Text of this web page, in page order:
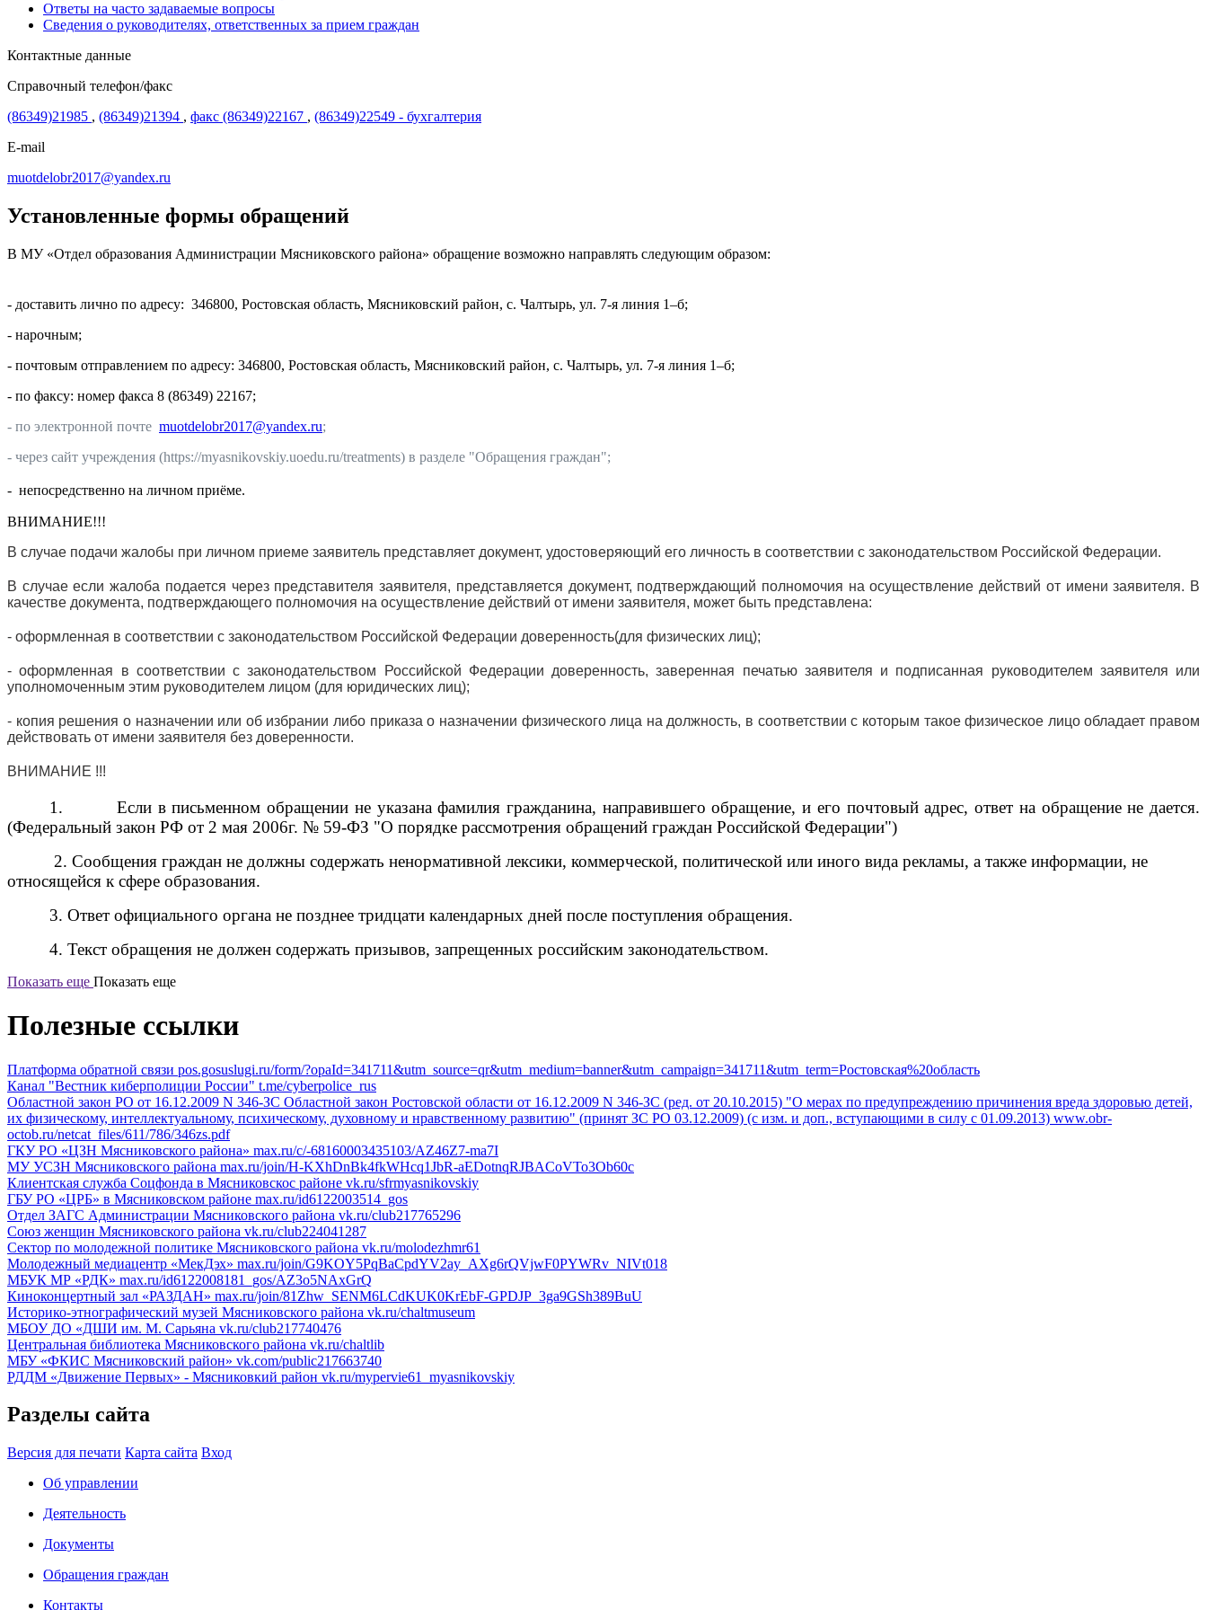
Ответы на часто задаваемые вопросы
Сведения о руководителях, ответственных за прием граждан
Контактные данные
Справочный телефон/факс
(86349)21985 , (86349)21394 , факс (86349)22167 , (86349)22549 - бухгалтерия
E-mail
muotdelobr2017@yandex.ru
Установленные формы обращений
В МУ «Отдел образования Администрации Мясниковского района» обращение возможно направлять следующим образом:
- доставить лично по адресу: 346800, Ростовская область, Мясниковский район, с. Чалтырь, ул. 7-я линия 1–б;
- нарочным;
- почтовым отправлением по адресу: 346800, Ростовская область, Мясниковский район, с. Чалтырь, ул. 7-я линия 1–б;
- по факсу: номер факса 8 (86349) 22167;
- по электронной почте muotdelobr2017@yandex.ru;
- через сайт учреждения (https://myasnikovskiy.uoedu.ru/treatments) в разделе "Обращения граждан";
- непосредственно на личном приёме.
ВНИМАНИЕ!!!
В случае подачи жалобы при личном приеме заявитель представляет документ, удостоверяющий его личность в соответствии с законодательством Российской Федерации.
В случае если жалоба подается через представителя заявителя, представляется документ, подтверждающий полномочия на осуществление действий от имени заявителя. В
качестве документа, подтверждающего полномочия на осуществление действий от имени заявителя, может быть представлена:
- оформленная в соответствии с законодательством Российской Федерации доверенность(для физических лиц);
- оформленная в соответствии с законодательством Российской Федерации доверенность, заверенная печатью заявителя и подписанная руководителем заявителя или
уполномоченным этим руководителем лицом (для юридических лиц);
- копия решения о назначении или об избрании либо приказа о назначении физического лица на должность, в соответствии с которым такое физическое лицо обладает правом
действовать от имени заявителя без доверенности.
ВНИМАНИЕ !!!
1.
Если в письменном обращении не указана фамилия гражданина, направившего обращение, и его почтовый адрес, ответ на обращение не дается.
(Федеральный закон РФ от 2 мая 2006г. № 59-ФЗ "О порядке рассмотрения обращений граждан Российской Федерации")
2. Сообщения граждан не должны содержать ненормативной лексики, коммерческой, политической или иного вида рекламы, а также информации, не
относящейся к сфере образования.
3. Ответ официального органа не позднее тридцати календарных дней после поступления обращения.
4. Текст обращения не должен содержать призывов, запрещенных российским законодательством.
Показать еще Показать еще
Полезные ссылки
Платформа обратной связи pos.gosuslugi.ru/form/?opaId=341711&utm_source=qr&utm_medium=banner&utm_campaign=341711&utm_term=Ростовская%20область
Канал "Вестник киберполиции России" t.me/cyberpolice_rus
Областной закон РО от 16.12.2009 N 346-ЗС Областной закон Ростовской области от 16.12.2009 N 346-ЗС (ред. от 20.10.2015) "О мерах по предупреждению причинения вреда здоровью детей,
их физическому, интеллектуальному, психическому, духовному и нравственному развитию" (принят ЗС РО 03.12.2009) (с изм. и доп., вступающими в силу с 01.09.2013) www.obr-
octob.ru/netcat_files/611/786/346zs.pdf
ГКУ РО «ЦЗН Мясниковского района» max.ru/c/-68160003435103/AZ46Z7-ma7I
МУ УСЗН Мясниковского района max.ru/join/H-KXhDnBk4fkWHcq1JbR-aEDotnqRJBACoVTo3Ob60c
Клиентская служба Соцфонда в Мясниковскос районе vk.ru/sfrmyasnikovskiy
ГБУ РО «ЦРБ» в Мясниковском районе max.ru/id6122003514_gos
Отдел ЗАГС Администрации Мясниковского района vk.ru/club217765296
Союз женщин Мясниковского района vk.ru/club224041287
Сектор по молодежной политике Мясниковского района vk.ru/molodezhmr61
Молодежный медиацентр «МекДэх» max.ru/join/G9KOY5PqBaCpdYV2ay_AXg6rQVjwF0PYWRv_NIVt018
МБУК МР «РДК» max.ru/id6122008181_gos/AZ3o5NAxGrQ
Киноконцертный зал «РАЗДАН» max.ru/join/81Zhw_SENM6LCdKUK0KrEbF-GPDJP_3ga9GSh389BuU
Историко-этнографический музей Мясниковского района vk.ru/chaltmuseum
МБОУ ДО «ДШИ им. М. Сарьяна vk.ru/club217740476
Центральная библиотека Мясниковского района vk.ru/chaltlib
МБУ «ФКИС Мясниковский район» vk.com/public217663740
РДДМ «Движение Первых» - Мясниковкий район vk.ru/mypervie61_myasnikovskiy
Разделы сайта
Версия для печати Карта сайта Вход
Об управлении
Деятельность
Документы
Обращения граждан
Контакты